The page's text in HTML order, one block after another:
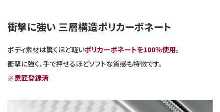
衝撃に強い 三層構造ポリカーボネート
ボディ素材は驚くほど軽いポリカーボネートを100％使用。
衝撃に強く、手で押せるほどソフトな質感も特徴です。
※意匠登録済